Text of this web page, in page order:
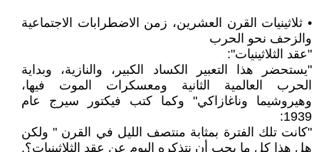
• ثلاثينيات القرن العشرين، زمن الاضطرابات الاجتماعية
والزحف نحو الحرب
"عقد الثلاثينيات":
"يستحضر هذا التعبير الكساد الكبير، والنازية، وبداية
الحرب العالمية الثانية ومعسكرات الموت فيها،
وهيروشيما وناغازاكي" وكما كتب فيكتور سيرج عام
1939:
"كانت تلك الفترة بمثابة منتصف الليل في القرن " ولكن
هل هذا كل ما يجب أن نتذكره اليوم عن عقد الثلاثينيات؟.